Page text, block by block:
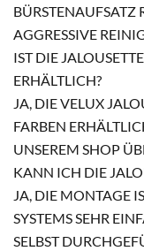
BÜRSTENAUFSATZ
AGGRESSIVE
IST DIE
ERHÄLTLICH?
JA, DIE VELUX
FARBEN
UNSEREM SHOP
KANN ICH DIE
JA, DIE MONTAGE
SYSTEMS SEHR
SELBST